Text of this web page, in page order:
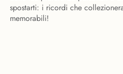
spostarti: i ricordi che
memorabili!